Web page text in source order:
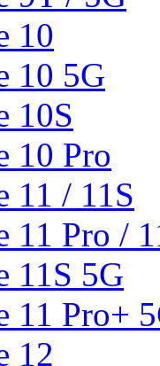
10
10 5G
10S
10 Pro
11 / 11S
11 Pro /
11S 5G
11 Pro+
12